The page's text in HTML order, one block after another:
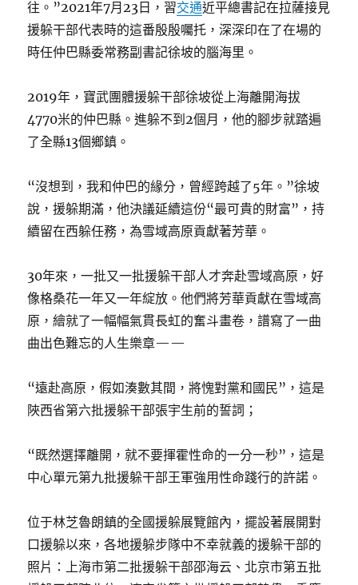
往。”2021年7月23日，習交通近平總書記在拉薩接見
援躲干部代表時的這番殷殷囑托，深深印在了在場的
時任仲巴縣委常務副書記徐坡的腦海里。
2019年，寶武團體援躲干部徐坡從上海離開海拔
4770米的仲巴縣。進躲不到2個月，他的腳步就踏遍
了全縣13個鄉鎮。
“沒想到，我和仲巴的緣分，曾經跨越了5年。”徐坡
說，援躲期滿，他決議延續這份“最可貴的財富”，持
續留在西躲任務，為雪域高原貢獻著芳華。
30年來，一批又一批援躲干部人才奔赴雪域高原，好
像格桑花一年又一年綻放。他們將芳華貢獻在雪域高
原，繪就了一幅幅氣貫長虹的奮斗畫卷，譜寫了一曲
曲出色難忘的人生樂章——
“遠赴高原，假如湊數其間，將愧對黨和國民”，這是
陜西省第六批援躲干部張宇生前的誓詞；
“既然選擇離開，就不要揮霍性命的一分一秒”，這是
中心單元第九批援躲干部王軍強用性命踐行的許諾。
位于林芝魯朗鎮的全國援躲展覽館內，擺設著展開對
口援躲以來，各地援躲步隊中不幸就義的援躲干部的
照片：上海市第二批援躲干部邵海云、北京市第五批